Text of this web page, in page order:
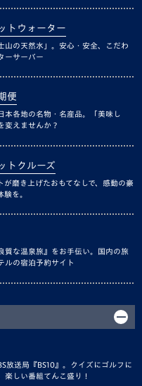
トウォーター
山の天然水」。安心・安全、こだわ
ーサーバー
便
本各地の名物・名産品。「美味し
変えませんか？
トクルーズ
が磨き上げたおもてなしで、感動の豪
験を。
質な温泉旅』をお手伝い。国内の旅
ルの宿泊予約サイト
放送局『BS10』。クイズにゴルフに
楽しい番組てんこ盛り！